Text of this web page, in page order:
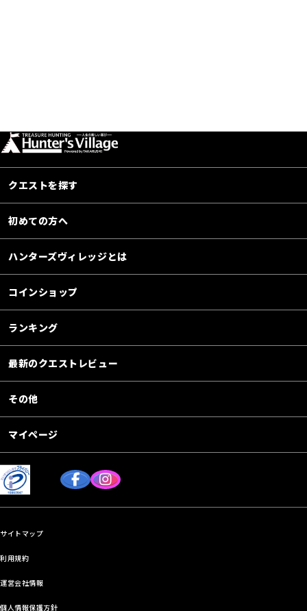
クエストを探す
初めての方へ
ハンターズヴィレッジとは
コインショップ
ランキング
最新のクエストレビュー
その他
マイページ
サイトマップ
利用規約
運営会社情報
個人情報保護方針